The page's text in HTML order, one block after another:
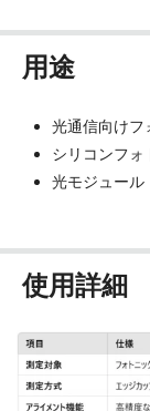
用途
光通信向けフ
シリコンフ
光モジュール
使用詳細